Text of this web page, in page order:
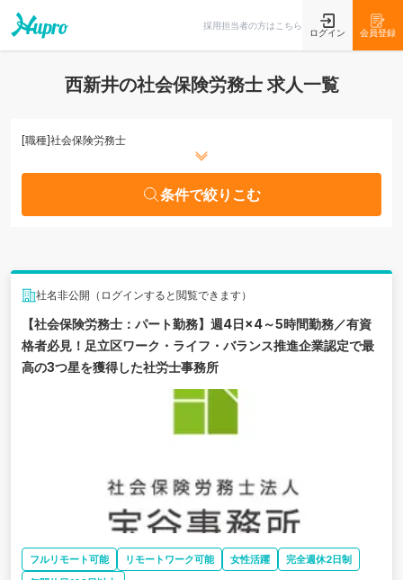
採用担当者の方はこちら
ログイン 会員登録
西新井の社会保険労務士 求人一覧
[職種]社会保険労務士
条件で絞りこむ
社名非公開（ログインすると閲覧できます）
【社会保険労務士：パート勤務】週4日×4～5時間勤務／有資
格者必見！足立区ワーク・ライフ・バランス推進企業認定で最
高の3つ星を獲得した社労士事務所
フルリモート可能 リモートワーク可能 女性活躍
完全週休2日制